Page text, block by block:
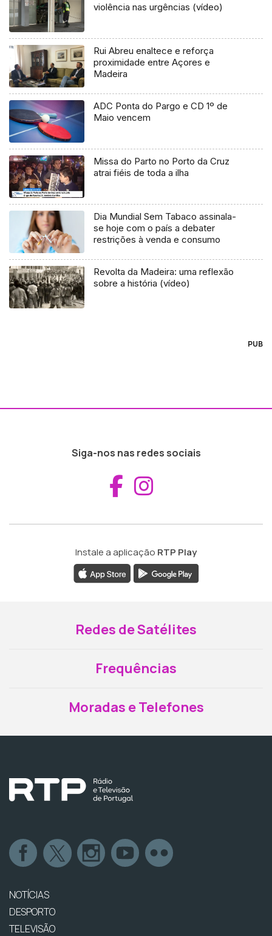
violência nas urgências (vídeo)
Rui Abreu enaltece e reforça
proximidade entre Açores e
Madeira
ADC Ponta do Pargo e CD 1º de
Maio vencem
Missa do Parto no Porto da Cruz
atrai fiéis de toda a ilha
Dia Mundial Sem Tabaco assinala-
se hoje com o país a debater
restrições à venda e consumo
Revolta da Madeira: uma reflexão
sobre a história (vídeo)
PUB
Siga-nos nas redes sociais
Aceder ao
Instale a aplicação RTP Play
Redes de Satélites
Frequências
Moradas e Telefones
NOTÍCIAS
DESPORTO
TELEVISÃO